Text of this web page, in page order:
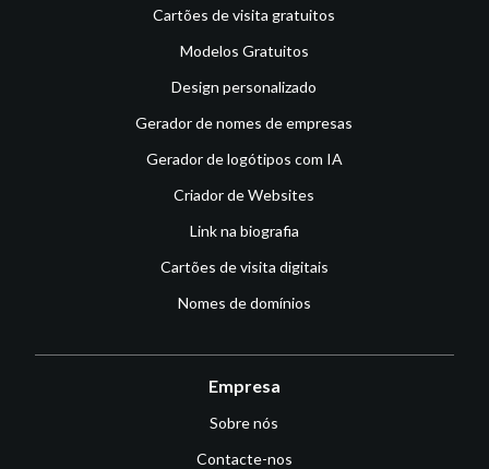
Cartões de visita gratuitos
Modelos Gratuitos
Design personalizado
Gerador de nomes de empresas
Gerador de logótipos com IA
Criador de Websites
Link na biografia
Cartões de visita digitais
Nomes de domínios
Empresa
Sobre nós
Contacte-nos